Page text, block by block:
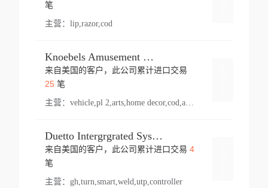
笔
主营： lip,razor,cod
Knoebels Amusement Resort
来自美国的客户，此公司累计进口交易
25笔
主营： vehicle,pl 2,arts,home decor,cod,amusement ride,sea
Duetto Intergrgrated Systems Inc.
来自美国的客户，此公司累计进口交易 4
笔
主营： gh,turn,smart,weld,utp,controller